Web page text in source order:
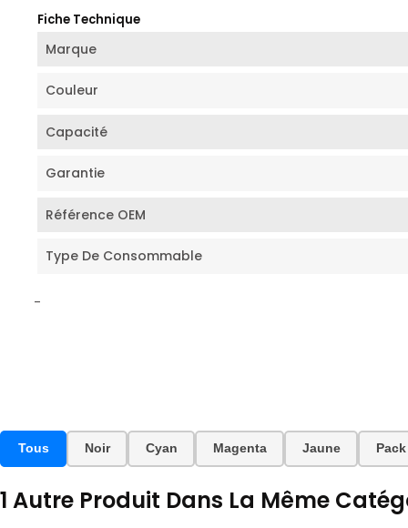
Fiche Technique
Marque
Couleur
Capacité
Garantie
Référence OEM
Type De Consommable
-
Tous Noir Cyan Magenta Jaune Pack
1 Autre Produit Dans La Même